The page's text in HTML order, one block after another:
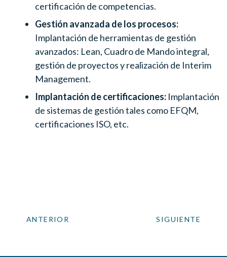
certificación de competencias.
Gestión avanzada de los procesos:
Implantación de herramientas de gestión
avanzados: Lean, Cuadro de Mando integral,
gestión de proyectos y realización de Interim
Management.
Implantación de certificaciones: Implantación
de sistemas de gestión tales como EFQM,
certificaciones ISO, etc.
ANTERIOR SIGUIENTE